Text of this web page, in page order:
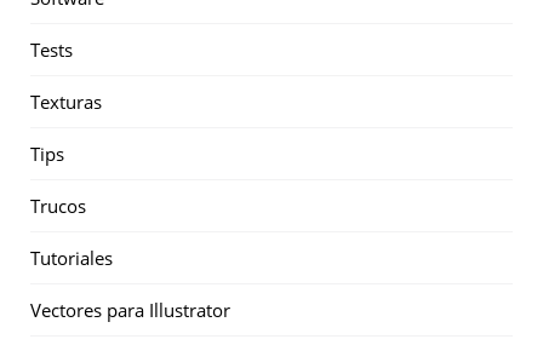
Tests
Texturas
Tips
Trucos
Tutoriales
Vectores para Illustrator